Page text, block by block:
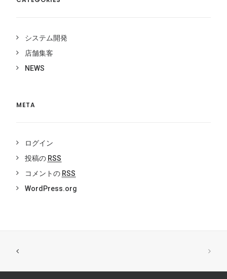
システム開発
店舗集客
NEWS
META
ログイン
投稿の RSS
コメントの RSS
WordPress.org